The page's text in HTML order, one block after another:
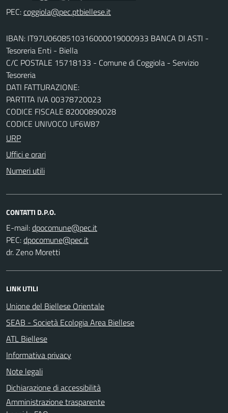
PEC:
IBAN: IT97U0608510316000019000933 BANCA DI ASTI -
Tesoreria Enti - Biella
C/C POSTALE 15718133 - Comune di Coggiola - Servizio
Tesoreria
DATI FATTURAZIONE:
PARTITA IVA 00378720023
CODICE FISCALE 82000890028
CODICE UNIVOCO UF6W87
URP
Uffici e orari
Numeri utili
CONTATTI D.P.O.
E-mail:
PEC:
dr. Zeno Moretti
LINK UTILI
Unione del Biellese Orientale
SEAB - Società Ecologia Area Biellese
ATL Biellese
Informativa privacy
Note legali
Dichiarazione di accessibilità
Amministrazione trasparente